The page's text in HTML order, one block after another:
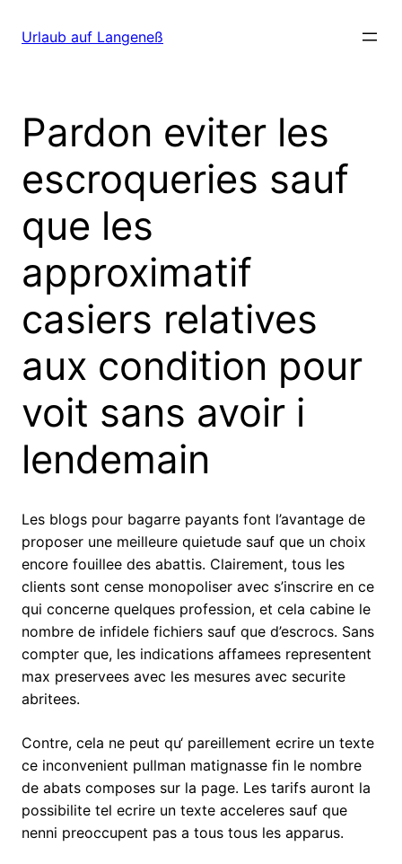
zumUrlaub auf Langeneß
Pardon eviter les
escroqueries sauf
que les
approximatif
casiers relatives
aux condition pour
voit sans avoir i
lendemain
Les blogs pour bagarre payants font l’avantage de
proposer une meilleure quietude sauf que un choix
encore fouillee des abattis. Clairement, tous les
clients sont cense monopoliser avec s’inscrire en ce
qui concerne quelques profession, et cela cabine le
nombre de infidele fichiers sauf que d’escrocs. Sans
compter que, les indications affamees representent
max preservees avec les mesures avec securite
abritees.
Contre, cela ne peut qu‘ pareillement ecrire un texte
ce inconvenient pullman matignasse fin le nombre
de abats composes sur la page. Les tarifs auront la
possibilite tel ecrire un texte acceleres sauf que
nenni preoccupent pas a tous tous les apparus.